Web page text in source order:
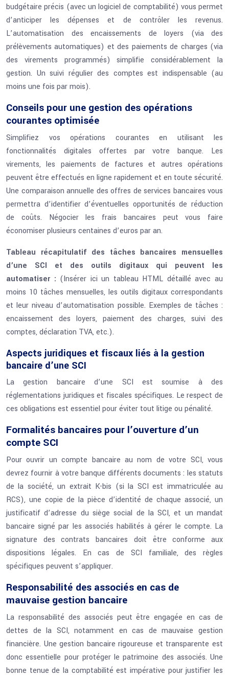
budgétaire précis (avec un logiciel de comptabilité) vous permet
d’anticiper les dépenses et de contrôler les revenus.
L’automatisation des encaissements de loyers (via des
prélèvements automatiques) et des paiements de charges (via
des virements programmés) simplifie considérablement la
gestion. Un suivi régulier des comptes est indispensable (au
moins une fois par mois).
Conseils pour une gestion des opérations
courantes optimisée
Simplifiez vos opérations courantes en utilisant les
fonctionnalités digitales offertes par votre banque. Les
virements, les paiements de factures et autres opérations
peuvent être effectués en ligne rapidement et en toute sécurité.
Une comparaison annuelle des offres de services bancaires vous
permettra d’identifier d’éventuelles opportunités de réduction
de coûts. Négocier les frais bancaires peut vous faire
économiser plusieurs centaines d’euros par an.
Tableau récapitulatif des tâches bancaires mensuelles
d’une SCI et des outils digitaux qui peuvent les
automatiser : (Insérer ici un tableau HTML détaillé avec au
moins 10 tâches mensuelles, les outils digitaux correspondants
et leur niveau d’automatisation possible. Exemples de tâches :
encaissement des loyers, paiement des charges, suivi des
comptes, déclaration TVA, etc.).
Aspects juridiques et fiscaux liés à la gestion
bancaire d’une SCI
La gestion bancaire d’une SCI est soumise à des
réglementations juridiques et fiscales spécifiques. Le respect de
ces obligations est essentiel pour éviter tout litige ou pénalité.
Formalités bancaires pour l’ouverture d’un
compte SCI
Pour ouvrir un compte bancaire au nom de votre SCI, vous
devrez fournir à votre banque différents documents : les statuts
de la société, un extrait K-bis (si la SCI est immatriculée au
RCS), une copie de la pièce d’identité de chaque associé, un
justificatif d’adresse du siège social de la SCI, et un mandat
bancaire signé par les associés habilités à gérer le compte. La
signature des contrats bancaires doit être conforme aux
dispositions légales. En cas de SCI familiale, des règles
spécifiques peuvent s’appliquer.
Responsabilité des associés en cas de
mauvaise gestion bancaire
La responsabilité des associés peut être engagée en cas de
dettes de la SCI, notamment en cas de mauvaise gestion
financière. Une gestion bancaire rigoureuse et transparente est
donc essentielle pour protéger le patrimoine des associés. Une
bonne tenue de la comptabilité est impérative pour justifier les